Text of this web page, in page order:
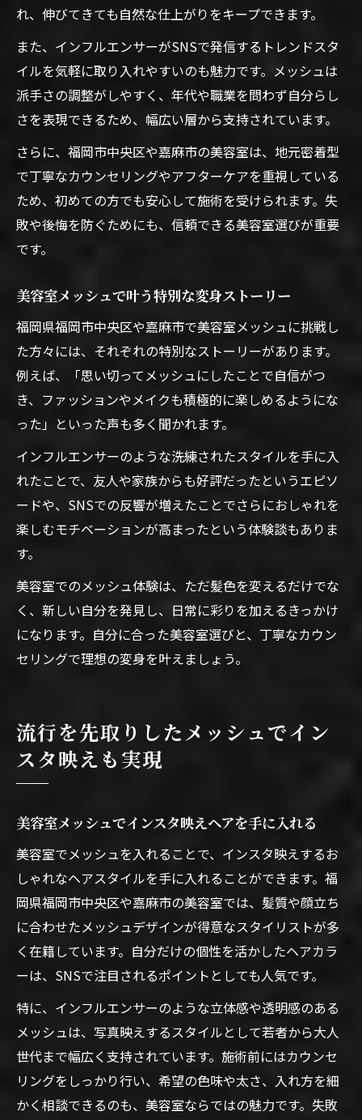
れ、伸びてきても自然な仕上がりをキープできます。
また、インフルエンサーがSNSで発信するトレンドスタ
イルを気軽に取り入れやすいのも魅力です。メッシュは
派手さの調整がしやすく、年代や職業を問わず自分らし
さを表現できるため、幅広い層から支持されています。
さらに、福岡市中央区や嘉麻市の美容室は、地元密着型
で丁寧なカウンセリングやアフターケアを重視している
ため、初めての方でも安心して施術を受けられます。失
敗や後悔を防ぐためにも、信頼できる美容室選びが重要
です。
美容室メッシュで叶う特別な変身ストーリー
福岡県福岡市中央区や嘉麻市で美容室メッシュに挑戦し
た方々には、それぞれの特別なストーリーがあります。
例えば、「思い切ってメッシュにしたことで自信がつ
き、ファッションやメイクも積極的に楽しめるようにな
った」といった声も多く聞かれます。
インフルエンサーのような洗練されたスタイルを手に入
れたことで、友人や家族からも好評だったというエピソ
ードや、SNSでの反響が増えたことでさらにおしゃれを
楽しむモチベーションが高まったという体験談もありま
す。
美容室でのメッシュ体験は、ただ髪色を変えるだけでな
く、新しい自分を発見し、日常に彩りを加えるきっかけ
になります。自分に合った美容室選びと、丁寧なカウン
セリングで理想の変身を叶えましょう。
流行を先取りしたメッシュでイン
スタ映えも実現
美容室メッシュでインスタ映えヘアを手に入れる
美容室でメッシュを入れることで、インスタ映えするお
しゃれなヘアスタイルを手に入れることができます。福
岡県福岡市中央区や嘉麻市の美容室では、髪質や顔立ち
に合わせたメッシュデザインが得意なスタイリストが多
く在籍しています。自分だけの個性を活かしたヘアカラ
ーは、SNSで注目されるポイントとしても人気です。
特に、インフルエンサーのような立体感や透明感のある
メッシュは、写真映えするスタイルとして若者から大人
世代まで幅広く支持されています。施術前にはカウンセ
リングをしっかり行い、希望の色味や太さ、入れ方を細
かく相談できるのも、美容室ならではの魅力です。失敗